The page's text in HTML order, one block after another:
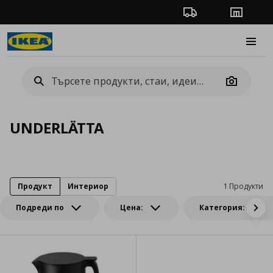
Проследяване на
Camera
UNDERLÄTTA
Подреди по Цена: Категория:
1 Продукти
Продукт Интериор